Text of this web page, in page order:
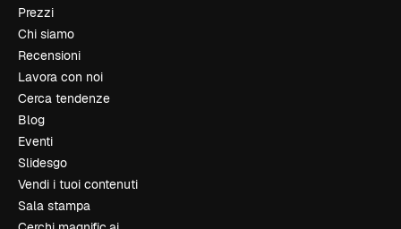
Prezzi
Chi siamo
Recensioni
Lavora con noi
Cerca tendenze
Blog
Eventi
Slidesgo
Vendi i tuoi contenuti
Sala stampa